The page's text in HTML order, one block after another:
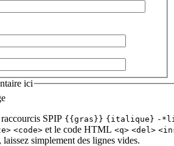
ici
SPIP {{gras}} {italique} -
<code> et le code HTML <q> <del>
laissez simplement des lignes vides.